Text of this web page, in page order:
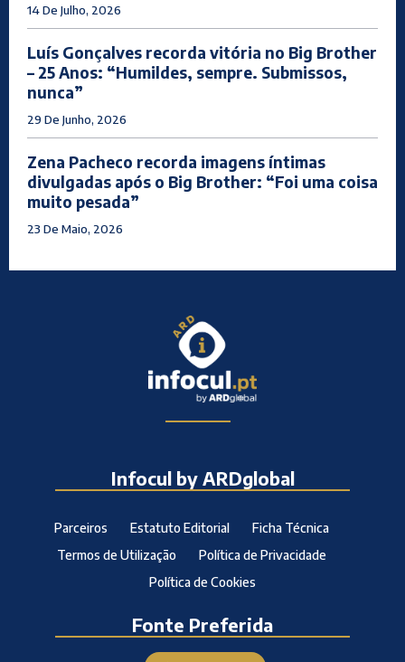
14 De Julho, 2026
Luís Gonçalves recorda vitória no Big Brother
– 25 Anos: “Humildes, sempre. Submissos,
nunca”
29 De Junho, 2026
Zena Pacheco recorda imagens íntimas
divulgadas após o Big Brother: “Foi uma coisa
muito pesada”
23 De Maio, 2026
Infocul by ARDglobal
Parceiros Estatuto Editorial
Ficha Técnica
Termos de Utilização
Política de Privacidade
Política de Cookies
Fonte Preferida